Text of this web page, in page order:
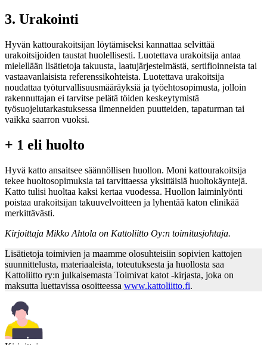
3. Urakointi
Hyvän kattourakoitsijan löytämiseksi kannattaa selvittää
urakoitsijoiden taustat huolellisesti. Luotettava urakoitsija antaa
mielellään lisätietoja takuusta, laatujärjestelmästä, sertifioinneista tai
vastaavanlaisista referenssikohteista. Luotettava urakoitsija
noudattaa työturvallisuusmääräyksiä ja työehtosopimusta, jolloin
rakennuttajan ei tarvitse pelätä töiden keskeytymistä
työsuojelutarkastuksessa ilmenneiden puutteiden, tapaturman tai
vaikka saarron vuoksi.
+ 1 eli huolto
Hyvä katto ansaitsee säännöllisen huollon. Moni kattourakoitsija
tekee huoltosopimuksia tai tarvittaessa yksittäisiä huoltokäyntejä.
Katto tulisi huoltaa kaksi kertaa vuodessa. Huollon laiminlyönti
poistaa urakoitsijan takuuvelvoitteen ja lyhentää katon elinikää
merkittävästi.
Kirjoittaja Mikko Ahtola on Kattoliitto Oy:n toimitusjohtaja.
Lisätietoja toimivien ja maamme olosuhteisiin sopivien kattojen
suunnittelusta, materiaaleista, toteutuksesta ja huollosta saa
Kattoliitto ry:n julkaisemasta Toimivat katot -kirjasta, joka on
maksutta luettavissa osoitteessa www.kattoliitto.fi.